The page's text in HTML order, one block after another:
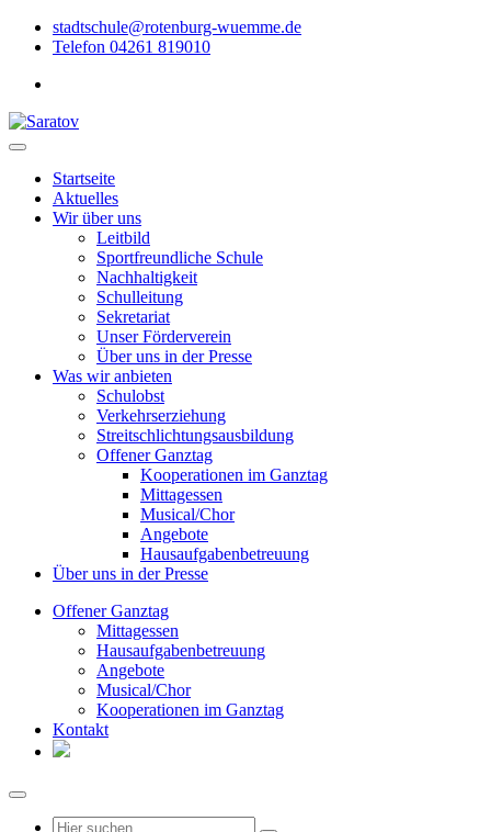
stadtschule@rotenburg-wuemme.de
Telefon 04261 819010
Startseite
Aktuelles
Wir über uns
Leitbild
Sportfreundliche Schule
Nachhaltigkeit
Schulleitung
Sekretariat
Unser Förderverein
Über uns in der Presse
Was wir anbieten
Schulobst
Verkehrserziehung
Streitschlichtungsausbildung
Offener Ganztag
Kooperationen im Ganztag
Mittagessen
Musical/Chor
Angebote
Hausaufgabenbetreuung
Über uns in der Presse
Offener Ganztag
Mittagessen
Hausaufgabenbetreuung
Angebote
Musical/Chor
Kooperationen im Ganztag
Kontakt